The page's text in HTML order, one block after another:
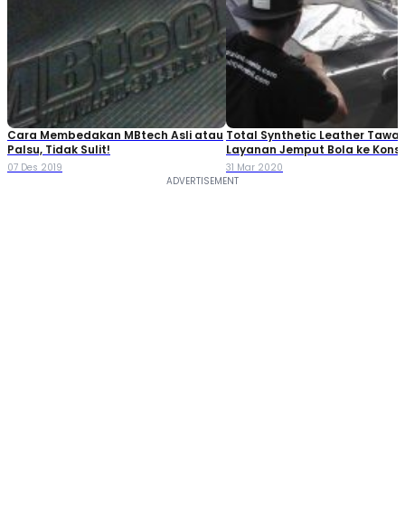
Cara Membedakan MBtech Asli atau
Palsu, Tidak Sulit!
07 Des 2019
Total Synthetic Leather
Layanan Jemput Bola ke
31 Mar 2020